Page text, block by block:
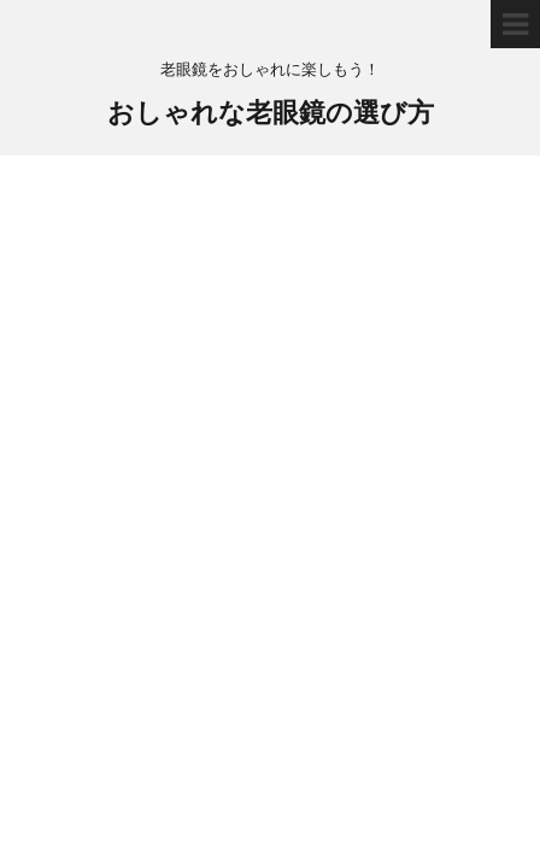
老眼鏡をおしゃれに楽しもう！
おしゃれな老眼鏡の選び方